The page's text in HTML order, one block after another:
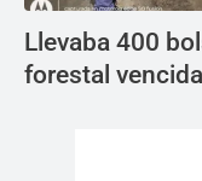
Llevaba 400
forestal vencida